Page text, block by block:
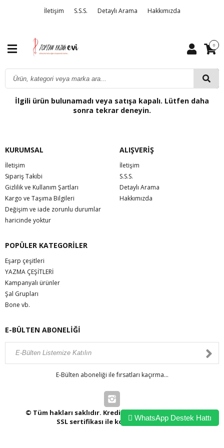
İletişim S.S.S. Detaylı Arama Hakkımızda
0
İlgili ürün bulunamadı veya satışa kapalı. Lütfen daha
sonra tekrar deneyin.
KURUMSAL
İletişim
Sipariş Takibi
Gizlilik ve Kullanım Şartları
Kargo ve Taşıma Bilgileri
Değişim ve iade zorunlu durumlar
haricinde yoktur
ALIŞVERİŞ
İletişim
S.S.S.
Detaylı Arama
Hakkımızda
POPÜLER KATEGORİLER
Eşarp çeşitleri
YAZMA ÇEŞİTLERİ
Kampanyalı ürünler
Şal Grupları
Bone vb.
E-BÜLTEN ABONELİĞİ
E-Bülten aboneliği ile fırsatları kaçırma...
© Tüm hakları saklıdır. Kredi kartı bilgileriniz 256bit
SSL sertifikası ile korunmaktadır.WhatsApp Destek Hattı